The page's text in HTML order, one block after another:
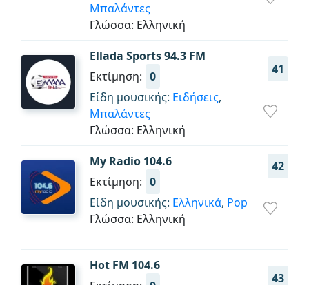
Μπαλάντες
Γλώσσα: Ελληνική
Ellada Sports 94.3 FM
41
Εκτίμηση: 0
Είδη μουσικής: Ειδήσεις,
Μπαλάντες
Γλώσσα: Ελληνική
My Radio 104.6
42
Εκτίμηση: 0
Είδη μουσικής: Ελληνικά, Pop
Γλώσσα: Ελληνική
Hot FM 104.6
43